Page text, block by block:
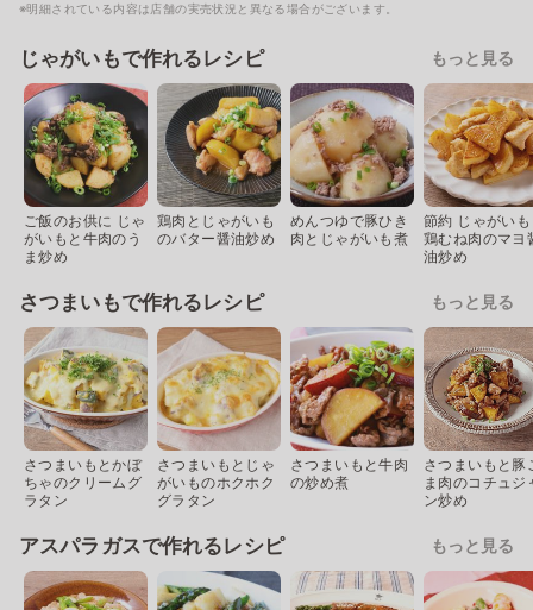
※明細されている内容は店舗の実売状況と異なる場合がございます。
じゃがいもで作れるレシピ もっと見る
ご飯のお供に じゃ
がいもと牛肉のう
ま炒め
鶏肉とじゃがいも
のバター醤油炒め
めんつゆで豚ひき
肉とじゃがいも煮
節約 じゃがい
鶏むね肉のマヨ
油炒め
さつまいもで作れるレシピ もっと見る
さつまいもとかぼ
ちゃのクリームグ
ラタン
さつまいもとじゃ
がいものホクホク
グラタン
さつまいもと牛肉
の炒め煮
さつまいもと豚
ま肉のコチュジ
ン炒め
アスパラガスで作れるレシピ もっと見る